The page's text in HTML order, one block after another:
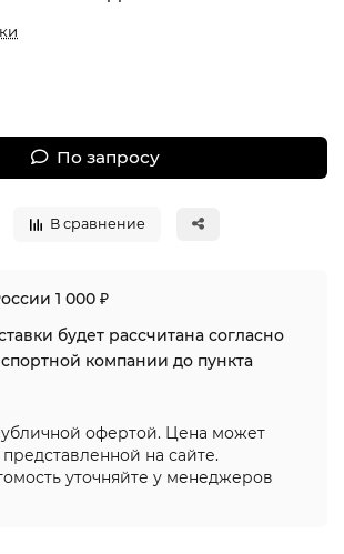
По запросу
В сравнение
1 000 ₽
будет рассчитана согласно
компании до пункта
офертой. Цена может
представленной на сайте.
уточняйте у менеджеров